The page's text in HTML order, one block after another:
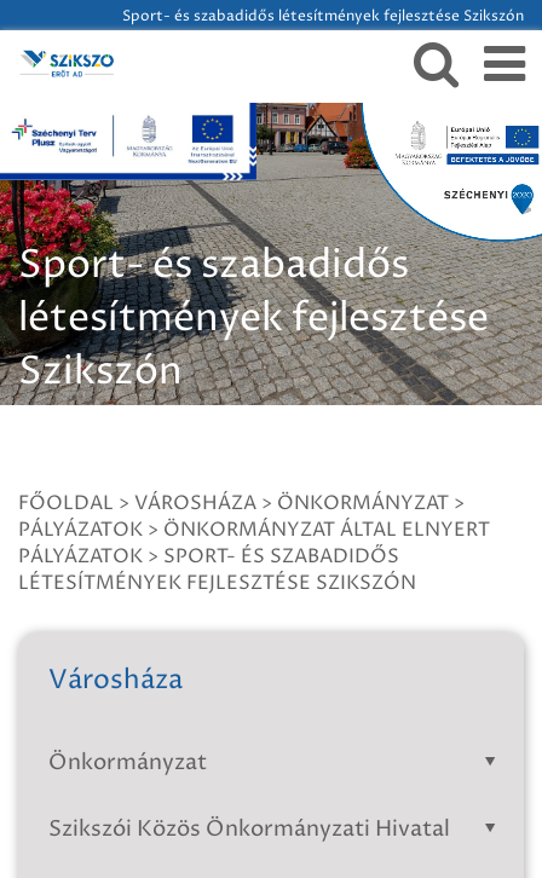
Sport- és szabadidős létesítmények fejlesztése Szikszón
Sport- és szabadidős
létesítmények fejlesztése
Szikszón
FŐOLDAL > VÁROSHÁZA > ÖNKORMÁNYZAT >
PÁLYÁZATOK > ÖNKORMÁNYZAT ÁLTAL ELNYERT
PÁLYÁZATOK > SPORT- ÉS SZABADIDŐS
LÉTESÍTMÉNYEK FEJLESZTÉSE SZIKSZÓN
Városháza
Önkormányzat
Szikszói Közös Önkormányzati Hivatal